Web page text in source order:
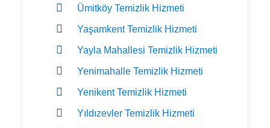
Ümitköy Temizlik Hizmeti
Yaşamkent Temizlik Hizmeti
Yayla Mahallesi Temizlik Hizmeti
Yenimahalle Temizlik Hizmeti
Yenikent Temizlik Hizmeti
Yıldızevler Temizlik Hizmeti